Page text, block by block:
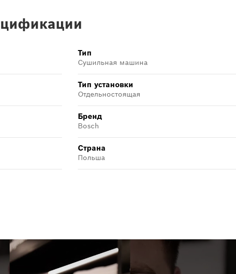
Тип
Сушильная машина
Тип установки
Отдельностоящая
Бренд
Bosch
Страна
Польша